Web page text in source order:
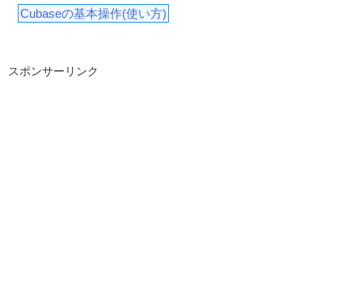
Cubaseの基本操作(使い方)
スポンサーリンク